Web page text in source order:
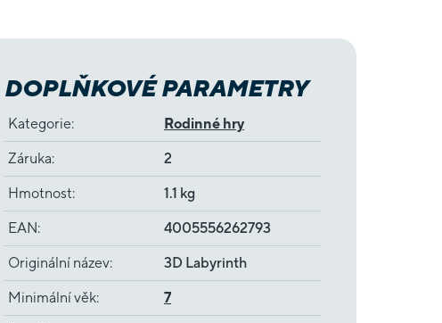
DOPLŇKOVÉ PARAMETRY
Kategorie: Rodinné hry
Záruka: 2
Hmotnost: 1.1 kg
EAN: 4005556262793
Originální název: 3D Labyrinth
Minimální věk: 7